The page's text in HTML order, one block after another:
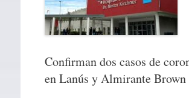
Confirman dos casos de
en Lanús y Almirante Brown